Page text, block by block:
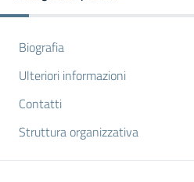
Biografia
Ulteriori informazioni
Contatti
Struttura organizzativa